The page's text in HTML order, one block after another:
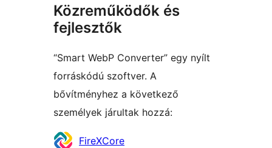
Közreműködők és
fejlesztők
“Smart WebP Converter” egy nyílt
forráskódú szoftver. A
bővítményhez a következő
személyek járultak hozzá:
Közreműködők
FireXCore